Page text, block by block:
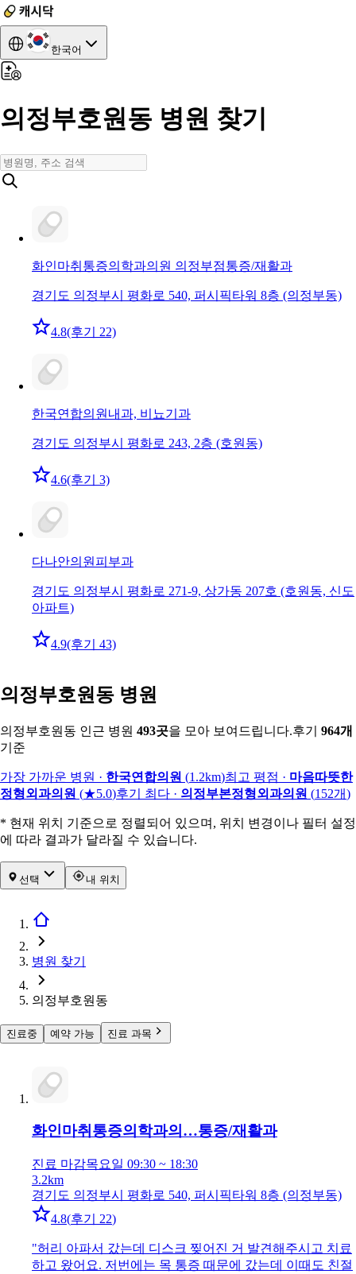
한국어
의정부호원동 병원 찾기
화인마취통증의학과의원 의정부점통증/재활과
경기도 의정부시 평화로 540, 퍼시픽타워 8층 (의정부동)
4.8(후기 22)
한국연합의원 내과, 비뇨기과
경기도 의정부시 평화로 243, 2층 (호원동)
4.6(후기 3)
다나안의원 피부과
경기도 의정부시 평화로 271-9, 상가동 207호 (호원동, 신도
아파트)
4.9(후기 43)
의정부호원동 병원
의정부호원동 인근 병원 493곳을 모아 보여드립니다.후기 964개
기준
가장 가까운 병원 · 한국연합의원 (1.2km)최고 평점 · 마음따뜻한
정형외과의원 (★5.0)후기 최다 · 의정부본정형외과의원 (152개)
* 현재 위치 기준으로 정렬되어 있으며, 위치 변경이나 필터 설정
에 따라 결과가 달라질 수 있습니다.
선택 내 위치
병원 찾기
의정부호원동
진료중 예약 가능 진료 과목
화인마취통증의학과의…통증/재활과
진료 마감목요일 09:30 ~ 18:30
3.2km
경기도 의정부시 평화로 540, 퍼시픽타워 8층 (의정부동)
4.8(후기 22)
"허리 아파서 갔는데 디스크 찢어진 거 발견해주시고 치료
하고 왔어요. 저번에는 목 통증 때문에 갔는데 이때도 친절